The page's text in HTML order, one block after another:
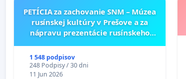
PETÍCIA za zachovanie SNM – Múzea
rusínskej kultúry v Prešove a za
nápravu prezentácie rusínskeho
Múzeu ukrajinskej kultúry vo
Svidníku
1 548 podpisov
248 Podpisy / 30 dni
11 Jun 2026